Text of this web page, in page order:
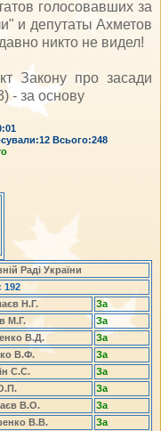
голосовавших за
и депутаты Ахметов
никто не видел!
Закону про засади
- за основу
Всього:248
Раді України
192
Н.Г.
За
М.Г.
За
В.Д.
За
В.Ф.
За
С.С.
За
За
В.О.
За
В.В.
За